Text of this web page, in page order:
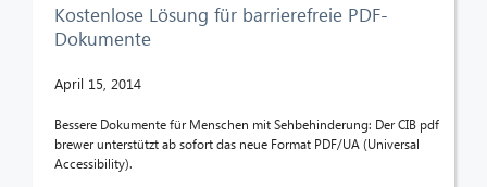
Kostenlose Lösung für barrierefreie PDF-
Dokumente
April 15, 2014
Bessere Dokumente für Menschen mit Sehbehinderung: Der CIB pdf
brewer unterstützt ab sofort das neue Format PDF/UA (Universal
Accessibility).